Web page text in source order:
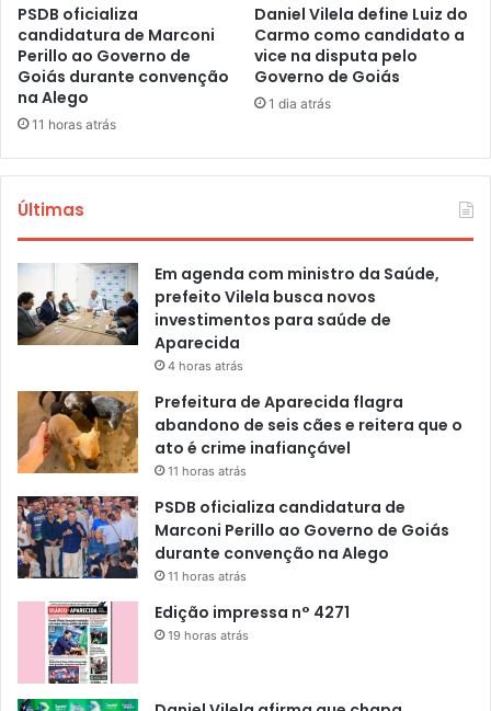
PSDB oficializa
candidatura de Marconi
Perillo ao Governo de
Goiás durante convenção
na Alego
11 horas atrás
Daniel Vilela define Luiz do
Carmo como candidato a
vice na disputa pelo
Governo de Goiás
1 dia atrás
Últimas
Em agenda com ministro da Saúde,
prefeito Vilela busca novos
investimentos para saúde de
Aparecida
4 horas atrás
Prefeitura de Aparecida flagra
abandono de seis cães e reitera que o
ato é crime inafiançável
11 horas atrás
PSDB oficializa candidatura de
Marconi Perillo ao Governo de Goiás
durante convenção na Alego
11 horas atrás
Edição impressa n° 4271
19 horas atrás